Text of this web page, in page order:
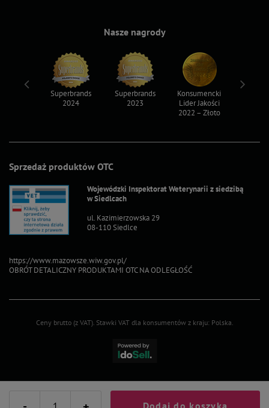
Dodaj do koszyka
Sprzedaż produktów OTC
Wojewódzki Inspektorat Weterynarii z siedzibą
w Siedlcach
ul. Kazimierzowska 29
08-110 Siedlce
https://www.mazowsze.wiw.gov.pl/
OBRÓT DETALICZNY PRODUKTAMI OTC NA ODLEGŁOŚĆ
Nasze nagrody
Superbrands
2024
Superbrands
2023
Konsumencki
Lider Jakości
2022 – Złoto
Ceny brutto (z VAT). Stawki VAT dla konsumentów z kraju: Polska.